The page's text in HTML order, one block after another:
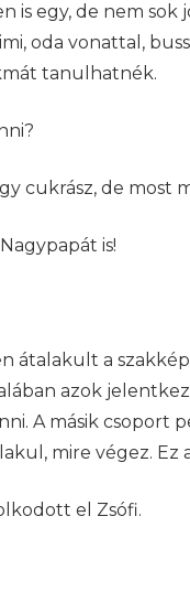
is egy, de nem
oda vonattal,
tanulhatnék.
cukrász, de most
is!
átalakult a
azok
A másik csoport
mire végez.
el Zsófi.